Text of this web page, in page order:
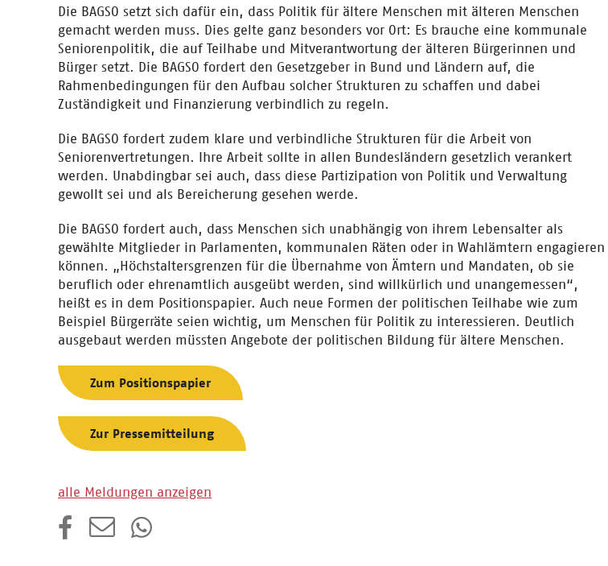
Die BAGSO setzt sich dafür ein, dass Politik für ältere Menschen mit älteren Menschen
gemacht werden muss. Dies gelte ganz besonders vor Ort: Es brauche eine kommunale
Seniorenpolitik, die auf Teilhabe und Mitverantwortung der älteren Bürgerinnen und
Bürger setzt. Die BAGSO fordert den Gesetzgeber in Bund und Ländern auf, die
Rahmenbedingungen für den Aufbau solcher Strukturen zu schaffen und dabei
Zuständigkeit und Finanzierung verbindlich zu regeln.
Die BAGSO fordert zudem klare und verbindliche Strukturen für die Arbeit von
Seniorenvertretungen. Ihre Arbeit sollte in allen Bundesländern gesetzlich verankert
werden. Unabdingbar sei auch, dass diese Partizipation von Politik und Verwaltung
gewollt sei und als Bereicherung gesehen werde.
Die BAGSO fordert auch, dass Menschen sich unabhängig von ihrem Lebensalter als
gewählte Mitglieder in Parlamenten, kommunalen Räten oder in Wahlämtern engagieren
können. „Höchstaltersgrenzen für die Übernahme von Ämtern und Mandaten, ob sie
beruflich oder ehrenamtlich ausgeübt werden, sind willkürlich und unangemessen“,
heißt es in dem Positionspapier. Auch neue Formen der politischen Teilhabe wie zum
Beispiel Bürgerräte seien wichtig, um Menschen für Politik zu interessieren. Deutlich
ausgebaut werden müssten Angebote der politischen Bildung für ältere Menschen.
Zum Positionspapier
Zur Pressemitteilung
alle Meldungen anzeigen